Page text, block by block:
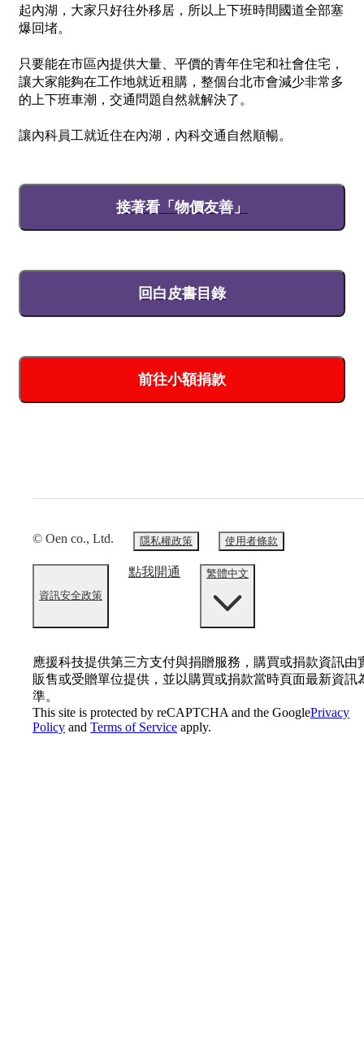
起內湖，大家只好往外移居，所以上下班時間國道全部塞
爆回堵。
只要能在市區內提供大量、平價的青年住宅和社會住宅，
讓大家能夠在工作地就近租購，整個台北市會減少非常多
的上下班車潮，交通問題自然就解決了。
讓內科員工就近住在內湖，內科交通自然順暢。
接著看「物價友善」
回白皮書目錄
前往小額捐款
© Oen co., Ltd. 隱私權政策 使用者條款
資訊安全政策
點我開通 繁體中文
應援科技提供第三方支付與捐贈服務，購買或捐款資訊由
販售或受贈單位提供，並以購買或捐款當時頁面最新資訊
準。
This site is protected by reCAPTCHA and the GooglePrivacy
Policy and Terms of Service apply.